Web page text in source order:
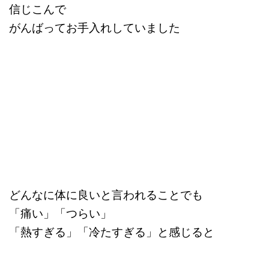
信じこんで
がんばってお手入れしていました
どんなに体に良いと言われることでも
「痛い」「つらい」
「熱すぎる」「冷たすぎる」と感じると